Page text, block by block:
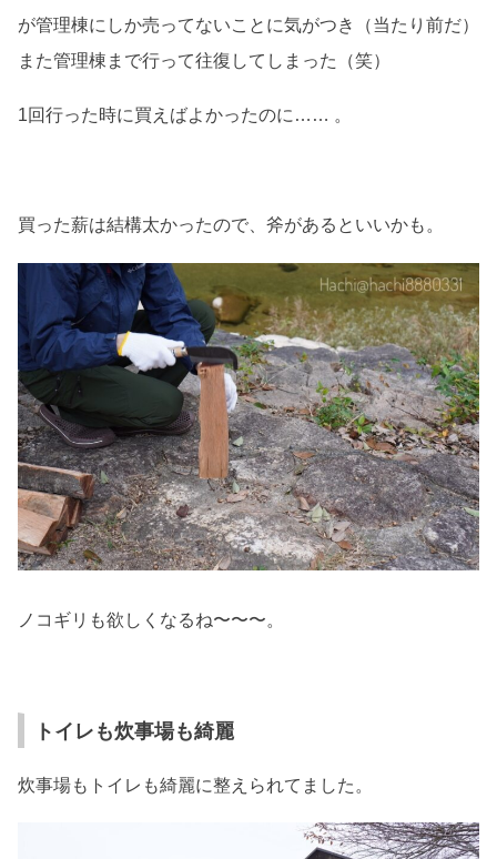
が管理棟にしか売ってないことに気がつき（当たり前だ）
また管理棟まで行って往復してしまった（笑）
1回行った時に買えばよかったのに…… 。
買った薪は結構太かったので、斧があるといいかも。
ノコギリも欲しくなるね〜〜〜。
トイレも炊事場も綺麗
炊事場もトイレも綺麗に整えられてました。